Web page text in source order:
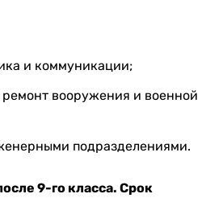
и коммуникации;
ремонт вооружения и военной
подразделениями.
9-го класса. Срок